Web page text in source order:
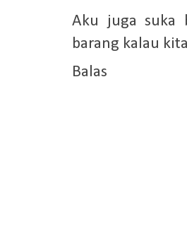
Aku juga suka
barang kalau
Balas